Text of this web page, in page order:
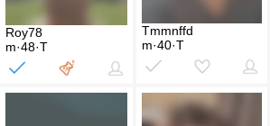
Roy78
m·48·T
Tmmnffd
m·40·T